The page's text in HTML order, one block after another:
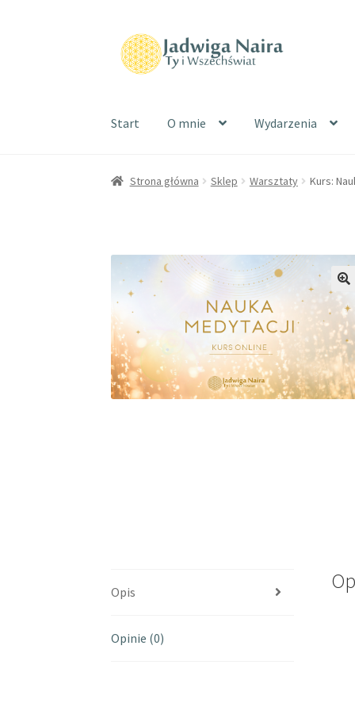
Start O mnie Wydarzenia
Strona główna Sklep Warsztaty Kurs:
Opis
Opinie (0)